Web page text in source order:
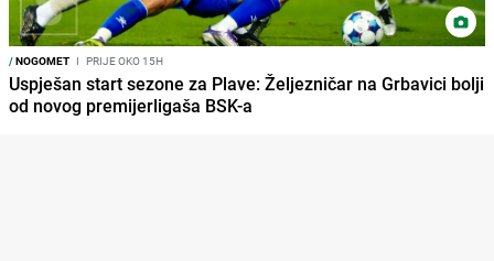
/NOGOMET I PRIJE OKO 15H
Uspješan start sezone za Plave: Željezničar na Grbavici bolji
od novog premijerligaša BSK-a